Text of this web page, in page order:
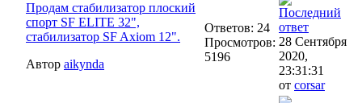
Продам стабилизатор плоский
спорт SF ELITE 32",
стабилизатор SF Axiom 12".
Автор aikynda
Ответов: 24
Просмотров:
5196
28 Сентября
2020,
23:31:31
от corsar